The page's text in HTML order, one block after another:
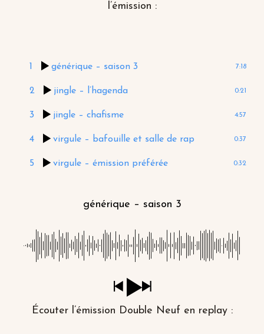
l’émission :
1 générique – saison 3 7:18
2 jingle – l’hagenda 0:21
3 jingle – chafisme 4:57
4 virgule – bafouille et salle de rap 0:37
5 virgule – émission préférée 0:32
générique – saison 3
Écouter l’émission Double Neuf en replay :